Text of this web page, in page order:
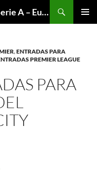
Compre Entradas para Futbol Serie A – Europa League – Premier League – Bundesliga
,ENTRADAS PARA
PREMIER LEAGUE
PARA